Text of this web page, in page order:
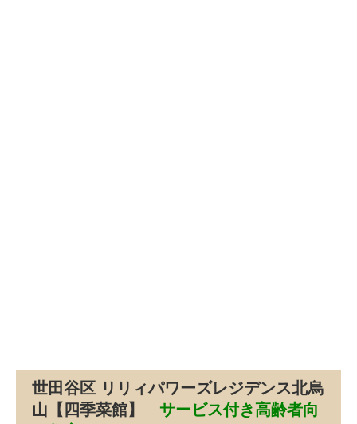
世田谷区 リリィパワーズレジデンス北烏
山【四季菜館】 サービス付き高齢者向